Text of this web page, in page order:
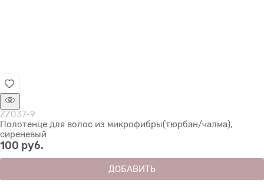
ZZ037-9
Полотенце для волос из микрофибры(тюрбан/чалма),
сиреневый
100 руб.
ДОБАВИТЬ